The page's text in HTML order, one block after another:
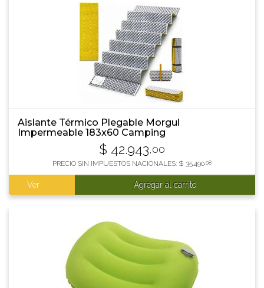
Aislante Térmico Plegable Morgul
Impermeable 183x60 Camping
$ 42.943,00
PRECIO SIN IMPUESTOS NACIONALES: $ 35.490,08
Ver Agregar al carrito